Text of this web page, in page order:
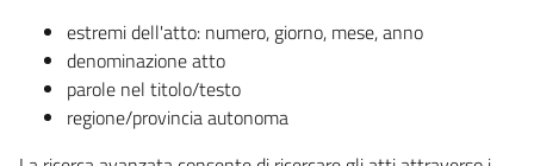
estremi dell'atto: numero, giorno, mese, anno
denominazione atto
parole nel titolo/testo
regione/provincia autonoma